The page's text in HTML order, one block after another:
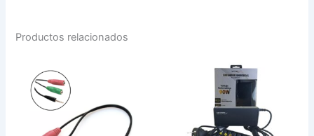
Productos relacionados
PLUG
HEMBRA
UNIVERSAL
AUTOMATICO
NOTEBOOK